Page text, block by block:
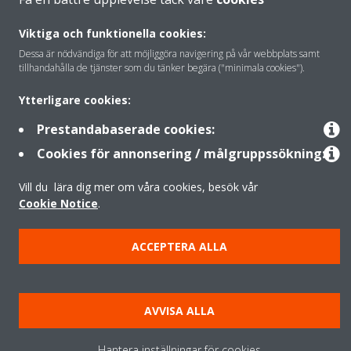
Copyright © Daikin
Företagsetik
Viktiga och funktionella cookies:
Dessa är nödvändiga för att möjliggöra navigering på vår webbplats samt
tillhandahålla de tjänster som du tänker begära ("minimala cookies").
Ytterligare cookies:
Prestandabaserade cookies:
Cookies för annonsering / målgruppssökning:
Vill du lära dig mer om våra cookies, besök vår
Cookie Notice.
ACCEPTERA ALLA
AVVISA ALLA